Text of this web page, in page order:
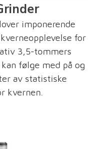
imponerende
for
3,5-tommers
følge med på og
av statistiske
kvernen.